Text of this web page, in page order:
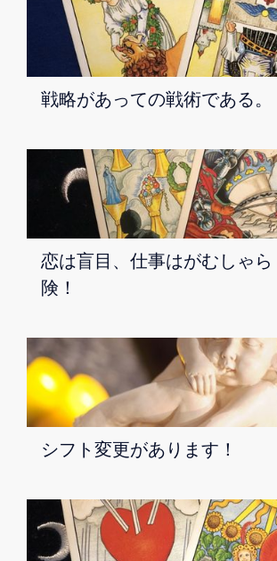
戦略があっての戦術である。
恋は盲目、仕事はがむしゃ
険！
シフト変更があります！